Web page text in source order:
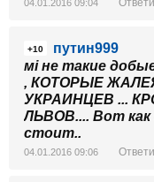
04.01.2016 09:04
+10
путин999
мі не такие
, КОТОРЫЕ
УКРАИНЦЕВ ...
ЛЬВОВ.... Вот
стоит..
04.01.2016 09:06